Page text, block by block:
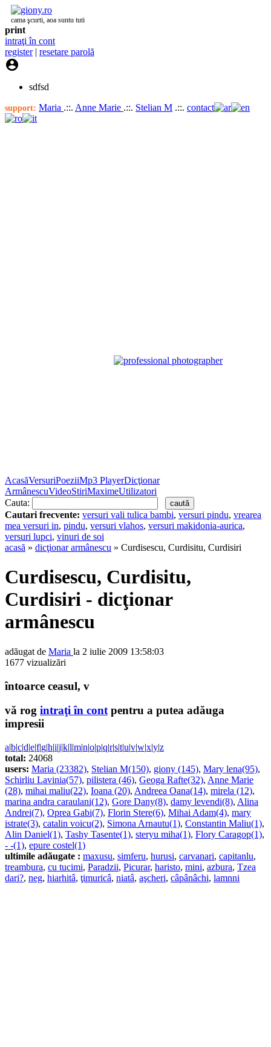
cama şcurti, aoa suntu tuti
print
intraţi în cont
register| resetare parolă

sdfsd
support: Maria .::. Anne Marie .::. Stelian M .::. contact
AcasăVersuriPoeziiMp3 PlayerDicţionar
ArmânescuVideoStiriMaximeUtilizatori
Cauta:
Cautari frecvente: versuri vali tulica bambi, versuri pindu, vrearea
mea versuri in, pindu, versuri vlahos, versuri makidonia-aurica,
versuri lupci, vinuri de soi
acasă » dicţionar armânescu » Curdisescu, Curdisitu, Curdisiri
Curdisescu, Curdisitu,
Curdisiri - dicţionar
armânescu
adăugat de Maria la 2 iulie 2009 13:58:03
1677 vizualizări
întoarce ceasul, v
vă rog intraţi în contpentru a putea adăuga
impresii
a|b|c|d|e|f|g|h|i|j|k|l|m|n|o|p|q|r|s|t|u|v|w|x|y|z
total: 24068
users: Maria (23382), Stelian M(150), giony (145), Mary lena(95),
Schirliu Lavinia(57), pilistera (46), Geoga Rafte(32), Anne Marie
(28), mihai maliu(22), Ioana (20), Andreea Oana(14), mirela (12),
marina andra caraulani(12), Gore Dany(8), damy levendi(8), Alina
Andrei(7), Oprea Gabi(7), Florin Stere(6), Mihai Adam(4), mary
istrate(3), catalin voicu(2), Simona Arnautu(1), Constantin Maliu(1),
Alin Daniel(1), Tashy Tasente(1), steryu miha(1), Flory Caragop(1),
- -(1), epure costel(1)
ultimile adăugate : maxusu, simferu, hurusi, carvanari, capitanlu,
treambura, cu tucimi, Paradzii, Picurar, haristo, mini, azbura, Tzea
dari?, neg, hiarhitâ, ţimuricâ, niatâ, aşcheri, câpânâchi, lamnni